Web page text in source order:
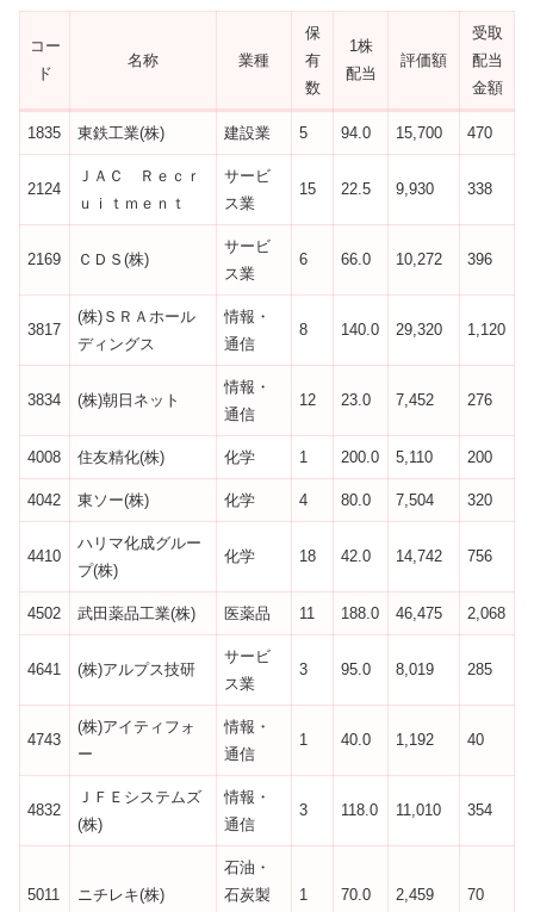
コー
ド
名称 業種
保
有
数
1株
配当
評価額
受取
配当
金額
1835 東鉄工業(株) 建設業 5 94.0 15,700 470
2124
ＪＡＣ Ｒｅｃｒ
ｕｉｔｍｅｎｔ
サービ
ス業
15 22.5 9,930 338
2169 ＣＤＳ(株)
サービ
ス業
6 66.0 10,272 396
3817
(株)ＳＲＡホール
ディングス
情報・
通信
8 140.0 29,320 1,120
3834 (株)朝日ネット
情報・
通信
12 23.0 7,452 276
4008 住友精化(株) 化学 1 200.0 5,110 200
4042 東ソー(株) 化学 4 80.0 7,504 320
4410
ハリマ化成グルー
プ(株)
化学 18 42.0 14,742 756
4502 武田薬品工業(株) 医薬品 11 188.0 46,475 2,068
4641 (株)アルプス技研
サービ
ス業
3 95.0 8,019 285
4743
(株)アイティフォ
ー
情報・
通信
1 40.0 1,192 40
4832
ＪＦＥシステムズ
(株)
情報・
通信
3 118.0 11,010 354
5011 ニチレキ(株)
石油・
石炭製
1 70.0 2,459 70